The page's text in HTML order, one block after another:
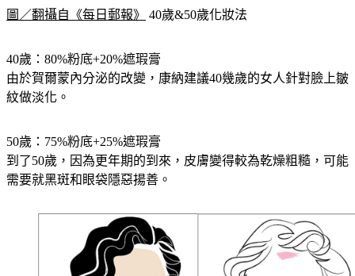
圖／翻攝自《每日郵報》 40歲&50歲化妝法
40歲：80%粉底+20%遮瑕膏
由於賀爾蒙內分泌的改變，康納建議40幾歲的女人針對臉上皺
紋做淡化。
50歲：75%粉底+25%遮瑕膏
到了50歲，因為更年期的到來，皮膚變得較為乾燥粗糙，可能
需要就黑斑和眼袋隱惡揚善。